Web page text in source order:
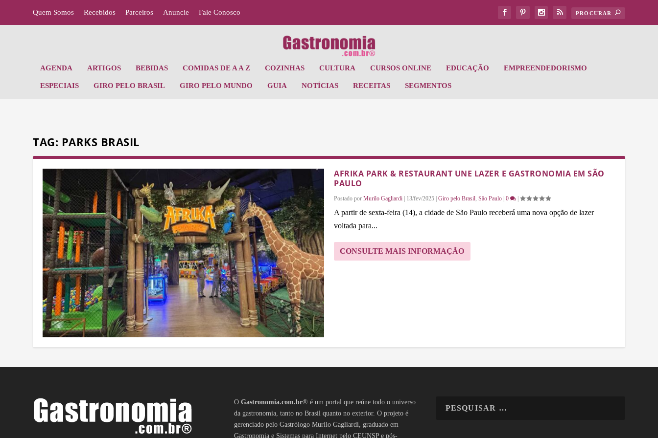
Quem Somos Recebidos Parceiros Anuncie Fale Conosco
AGENDA ARTIGOS BEBIDAS COMIDAS DE A A Z COZINHAS CULTURA CURSOS ONLINE EDUCAÇÃO EMPREENDEDORISMO
ESPECIAIS GIRO PELO BRASIL GIRO PELO MUNDO GUIA NOTÍCIAS RECEITAS SEGMENTOS
TAG: PARKS BRASIL
AFRIKA PARK & RESTAURANT UNE LAZER E GASTRONOMIA EM SÃO
PAULO
Postado por Murilo Gagliardi 13/fev/2025 Giro pelo Brasil, São Paulo 0
A partir de sexta-feira (14), a cidade de São Paulo receberá uma nova opção de lazer
voltada para...
CONSULTE MAIS INFORMAÇÃO
OGastronomia.com.br® é um portal que reúne todo o universo
da gastronomia, tanto no Brasil quanto no exterior. O projeto é
gerenciado pelo Gastrólogo Murilo Gagliardi, graduado em
Gastronomia e Sistemas para Internet pelo CEUNSP e pós-